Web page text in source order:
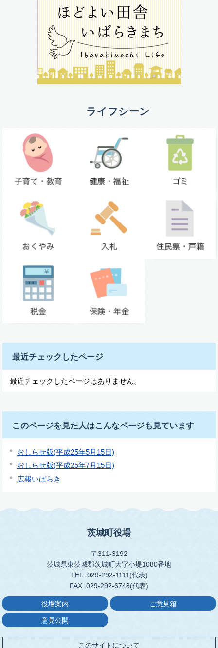
ライフシーン
最近チェックしたページ
最近チェックしたページはありません。
このページを見た人はこんなページも見ています
おしらせ版(平成25年5月15日)
おしらせ版(平成25年7月15日)
広報いばらき
茨城町役場
〒311-3192
茨城県東茨城郡茨城町大字小堤1080番地
TEL: 029-292-1111(代表)
FAX: 029-292-6748(代表)
役場案内 ご意見箱
意見公開
このサイトについて